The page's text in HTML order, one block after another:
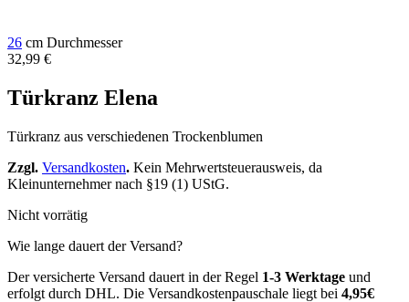
26 cm Durchmesser
32,99 €
Türkranz Elena
Türkranz aus verschiedenen Trockenblumen
Zzgl. Versandkosten. Kein Mehrwertsteuerausweis, da
Kleinunternehmer nach §19 (1) UStG.
Nicht vorrätig
Wie lange dauert der Versand?
Der versicherte Versand dauert in der Regel 1-3 Werktage und
erfolgt durch DHL. Die Versandkostenpauschale liegt bei 4,95€